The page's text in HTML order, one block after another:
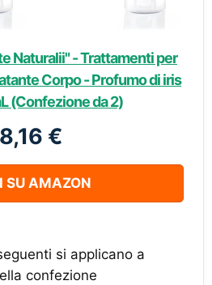
Naturalii" - Trattamenti per
Corpo - Profumo di iris
(Confezione da 2)
8,16 €
SU AMAZON
si applicano a
confezione